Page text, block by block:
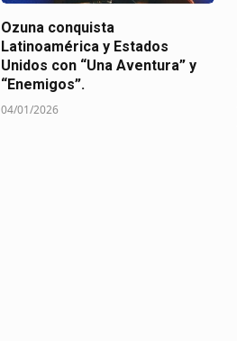
Ozuna conquista
Latinoamérica y Estados
Unidos con “Una Aventura” y
“Enemigos”.
04/01/2026